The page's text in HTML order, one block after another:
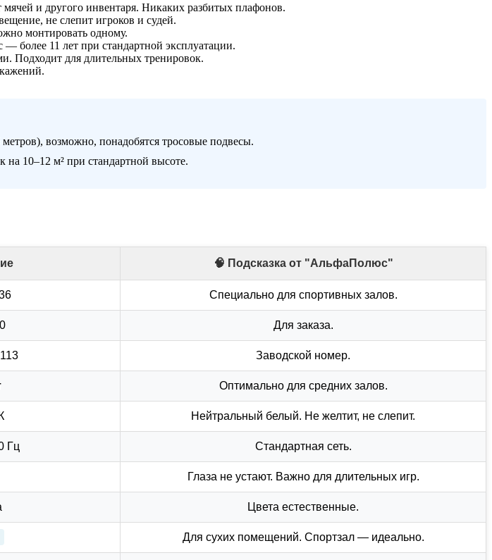
и другого инвентаря. Никаких разбитых плафонов.
не слепит игроков и судей.
монтировать одному.
более 11 лет при стандартной эксплуатации.
Подходит для длительных тренировок.
возможно, понадобятся тросовые подвесы.
на 10–12 м² при стандартной высоте.
🧠 Подсказка от "АльфаПолюс"
Специально для спортивных залов.
Для заказа.
Заводской номер.
Оптимально для средних залов.
Нейтральный белый. Не желтит, не слепит.
Гц Стандартная сеть.
Глаза не устают. Важно для длительных игр.
Цвета естественные.
Для сухих помещений. Спортзал — идеально.